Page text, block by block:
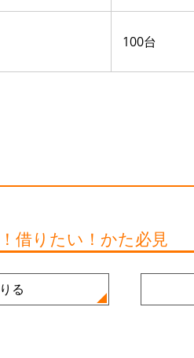
100台
借りたい！かた必見
る